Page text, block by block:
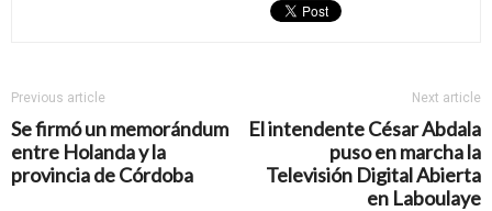
Previous article
Se firmó un memorándum
entre Holanda y la
provincia de Córdoba
Next article
El intendente César Abdala
puso en marcha la
Televisión Digital Abierta
en Laboulaye